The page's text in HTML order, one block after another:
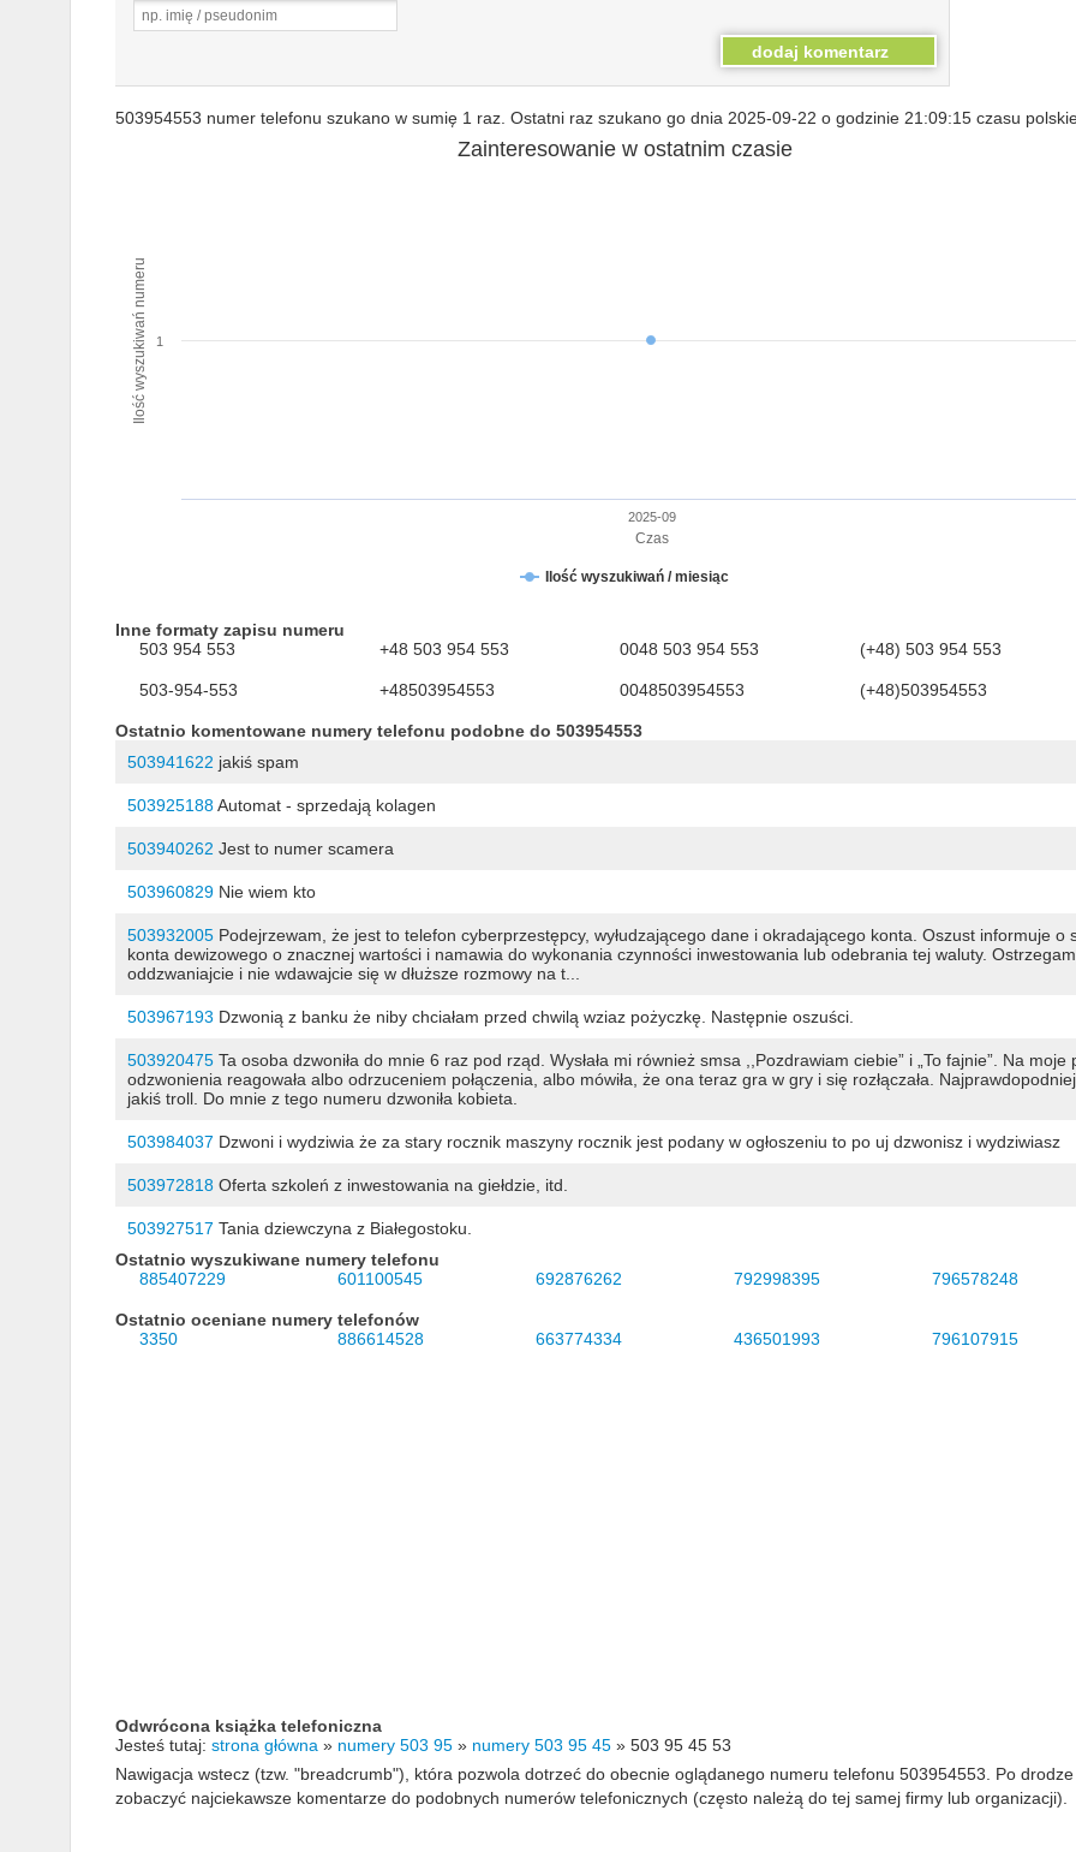
503954553 numer telefonu szukano w sumię 1 raz. Ostatni raz szukano go dnia 2025-09-22 o godzinie 21:09:15 czasu
Czas
Ilość wyszukiwań numeru
Zainteresowanie w ostatnim czasie
Ilość wyszukiwań / miesiąc
2025-09
1
Inne formaty zapisu numeru
503 954 553
+48 503 954 553 0048 503 954 553 (+48) 503 954 553
503-954-553 +48503954553 0048503954553 (+48)503954553
Ostatnio komentowane numery telefonu podobne do 503954553
503941622 jakiś spam
503925188Automat - sprzedają kolagen
503940262 Jest to numer scamera
503960829Nie wiem kto
503932005Podejrzewam, że jest to telefon cyberprzestępcy, wyłudzającego dane i okradającego konta. Oszust informuje o
konta dewizowego o znacznej wartości i namawia do wykonania czynności inwestowania lub odebrania tej waluty.
oddzwaniajcie i nie wdawajcie się w dłuższe rozmowy na t...
503967193 Dzwonią z banku że niby chciałam przed chwilą wziaz pożyczkę. Następnie oszuści.
503920475Ta osoba dzwoniła do mnie 6 raz pod rząd. Wysłała mi również smsa ,,Pozdrawiam ciebie” i „To fajnie”. Na moje
odzwonienia reagowała albo odrzuceniem połączenia, albo mówiła, że ona teraz gra w gry i się rozłączała.
jakiś troll. Do mnie z tego numeru dzwoniła kobieta.
503984037 Dzwoni i wydziwia że za stary rocznik maszyny rocznik jest podany w ogłoszeniu to po uj dzwonisz i wydziwiasz
503972818Oferta szkoleń z inwestowania na giełdzie, itd.
503927517 Tania dziewczyna z Białegostoku.
Ostatnio wyszukiwane numery telefonu
885407229
601100545 692876262 792998395 796578248
Ostatnio oceniane numery telefonów
3350
886614528 663774334 436501993 796107915
Odwrócona książka telefoniczna
Jesteś tutaj: strona główna » numery 503 95 » numery 503 95 45 » 503 95 45 53
Nawigacja wstecz (tzw. "breadcrumb"), która pozwola dotrzeć do obecnie oglądanego numeru telefonu 503954553. Po
zobaczyć najciekawsze komentarze do podobnych numerów telefonicznych (często należą do tej samej firmy lub organizacji).